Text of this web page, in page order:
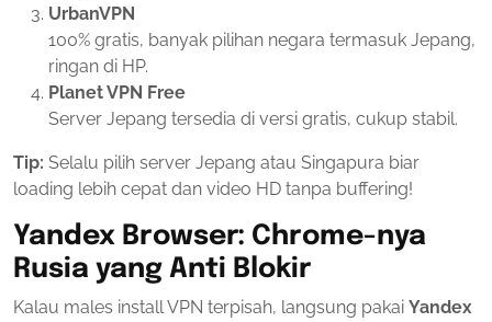
UrbanVPN
100% gratis, banyak pilihan negara termasuk Jepang,
ringan di HP.
Planet VPN Free
Server Jepang tersedia di versi gratis, cukup stabil.
Tip: Selalu pilih server Jepang atau Singapura biar
loading lebih cepat dan video HD tanpa buffering!
Yandex Browser: Chrome-nya
Rusia yang Anti Blokir
Kalau males install VPN terpisah, langsung pakai Yandex